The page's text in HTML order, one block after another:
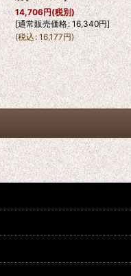
14,706円(税別)
[通常販売価格: 16,340円]
(税込: 16,177円)